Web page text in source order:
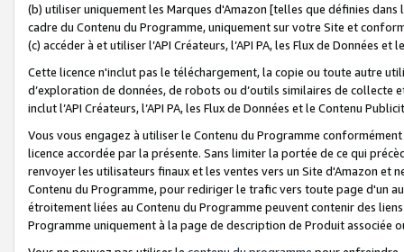
(b) utiliser uniquement les Marques d'Amazon [telles que définies dans
cadre du Contenu du Programme, uniquement sur votre Site et
(c) accéder à et utiliser l’API Créateurs, l’API PA, les Flux de Données
Cette licence n'inclut pas le téléchargement, la copie ou toute autre
d’exploration de données, de robots ou d’outils similaires de
inclut l’API Créateurs, l’API PA, les Flux de Données et le Contenu
Vous vous engagez à utiliser le Contenu du Programme
licence accordée par la présente. Sans limiter la portée de ce qui
renvoyer les utilisateurs finaux et les ventes vers un Site d'Amazon et
Contenu du Programme, pour rediriger le trafic vers toute page d'un
étroitement liées au Contenu du Programme peuvent contenir des
Programme uniquement à la page de description de Produit associée